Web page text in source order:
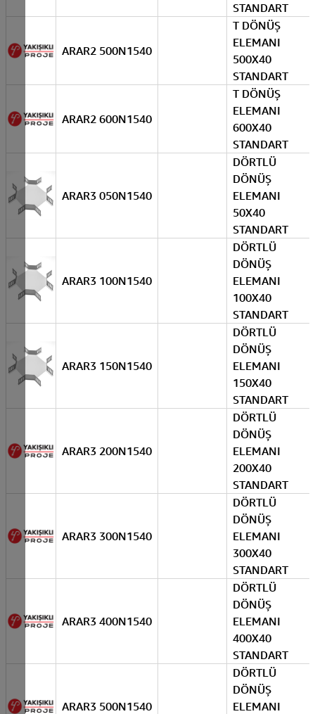
STANDART
ARAR2 500N1540
T DÖNÜŞ
ELEMANI
500X40
STANDART
ARAR2 600N1540
T DÖNÜŞ
ELEMANI
600X40
STANDART
ARAR3 050N1540
DÖRTLÜ
DÖNÜŞ
ELEMANI
50X40
STANDART
ARAR3 100N1540
DÖRTLÜ
DÖNÜŞ
ELEMANI
100X40
STANDART
ARAR3 150N1540
DÖRTLÜ
DÖNÜŞ
ELEMANI
150X40
STANDART
ARAR3 200N1540
DÖRTLÜ
DÖNÜŞ
ELEMANI
200X40
STANDART
ARAR3 300N1540
DÖRTLÜ
DÖNÜŞ
ELEMANI
300X40
STANDART
ARAR3 400N1540
DÖRTLÜ
DÖNÜŞ
ELEMANI
400X40
STANDART
ARAR3 500N1540
DÖRTLÜ
DÖNÜŞ
ELEMANI